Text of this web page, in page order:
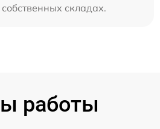
складах.
работы